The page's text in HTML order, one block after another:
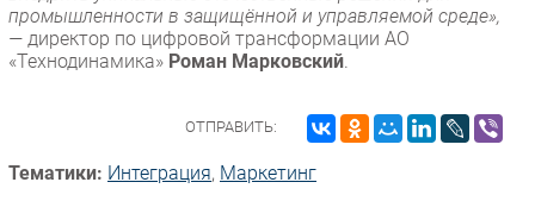
промышленности в защищённой и управляемой среде»,
— директор по цифровой трансформации АО
«Технодинамика» Роман Марковский
ОТПРАВИТЬ:
Тематики: Интеграция, Маркетинг